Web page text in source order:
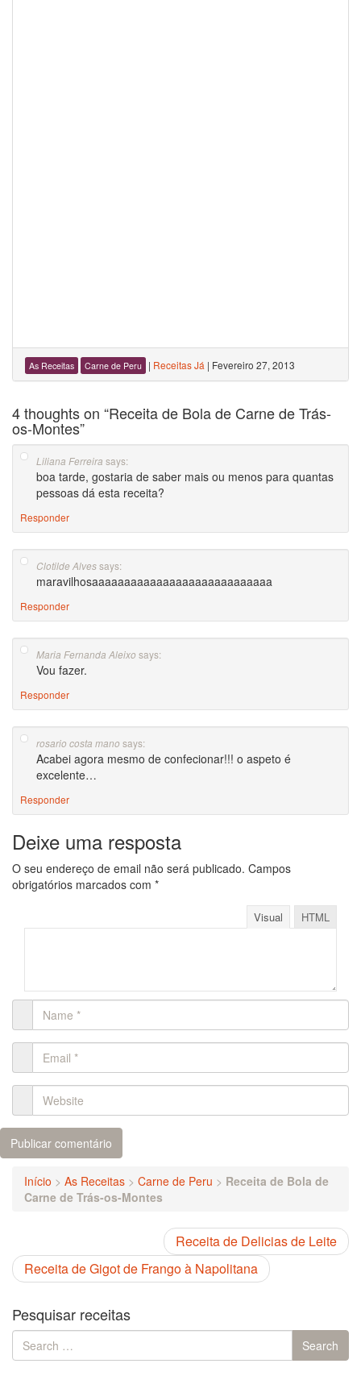
As Receitas Carne de Peru | Receitas Já | Fevereiro 27, 2013
4 thoughts on “Receita de Bola de Carne de Trás-
os-Montes”
Liliana Ferreira says:
boa tarde, gostaria de saber mais ou menos para quantas
pessoas dá esta receita?
Responder
Clotilde Alvessays:
maravilhosaaaaaaaaaaaaaaaaaaaaaaaaaaaa
Responder
Maria Fernanda Aleixo says:
Vou fazer.
Responder
rosario costa mano says:
Acabei agora mesmo de confecionar!!! o aspeto é
excelente…
Responder
Deixe uma resposta
O seu endereço de email não será publicado. Campos
obrigatórios marcados com *
Visual HTML
Início > As Receitas > Carne de Peru > Receita de Bola de
Carne de Trás-os-Montes
Receita de Delicias de Leite
Receita de Gigot de Frango à Napolitana
Pesquisar receitas
Search
for:
Search